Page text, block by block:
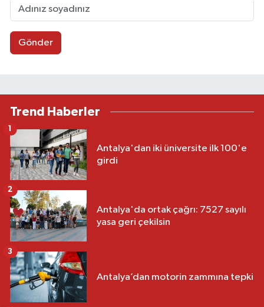
Gönder
Trend Haberler
Antalya'dan iki üniversite ilk 100'e
girdi
Antalya'da ortak çağrı: 7527 sayılı
yasa geri çekilsin
2
Antalya’dan motorin zammına tepki
3